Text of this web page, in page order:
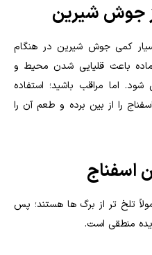
کمی جوش شیرین در هنگام
باعث قلیایی شدن محیط و
اما مراقب باشید؛ استفاده
را از بین برده و طعم آن را
تلخ تر از برگ ها هستند؛ پس
منطقی است.